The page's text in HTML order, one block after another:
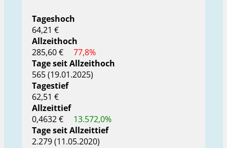
Tageshoch
64,21 €
Allzeithoch
285,60 €
77,8%
Tage seit Allzeithoch
565 (19.01.2025)
Tagestief
62,51 €
Allzeittief
0,4632 €
13.572,0%
Tage seit Allzeittief
2.279 (11.05.2020)